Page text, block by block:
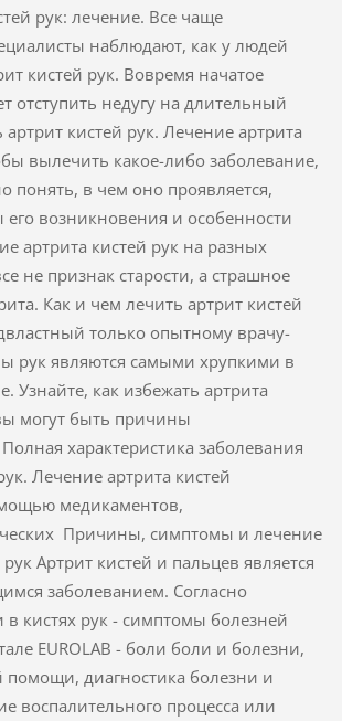
рук: лечение. Все чаще
наблюдают, как у людей
кистей рук. Вовремя начатое
отступить недугу на длительный
кистей рук. Лечение артрита
вылечить какое-либо заболевание,
понять, в чем оно проявляется,
возникновения и особенности
артрита кистей рук на разных
не признак старости, а страшное
Как и чем лечить артрит кистей
только опытному врачу-
рук являются самыми хрупкими в
Узнайте, как избежать артрита
могут быть причины
характеристика заболевания
Лечение артрита кистей
медикаментов,
Причины, симптомы и лечение
Артрит кистей и пальцев является
заболеванием. Согласно
кистях рук - симптомы болезней
EUROLAB - боли боли и болезни,
помощи, диагностика болезни и
воспалительного процесса или